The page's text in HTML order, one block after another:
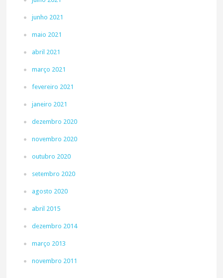
junho 2021
maio 2021
abril 2021
março 2021
fevereiro 2021
janeiro 2021
dezembro 2020
novembro 2020
outubro 2020
setembro 2020
agosto 2020
abril 2015
dezembro 2014
março 2013
novembro 2011